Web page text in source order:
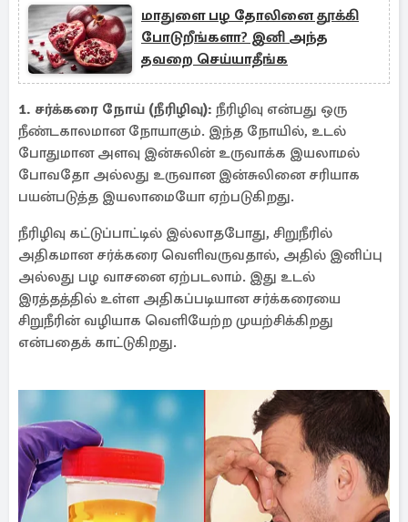
மாதுளை பழ தோலினை தூக்கி
போடுறீங்களா? இனி அந்த
தவறை செய்யாதீங்க
1. சர்க்கரை நோய் (நீரிழிவு): நீரிழிவு என்பது ஒரு
நீண்டகாலமான நோயாகும். இந்த நோயில், உடல்
போதுமான அளவு இன்சுலின் உருவாக்க இயலாமல்
போவதோ அல்லது உருவான இன்சுலினை சரியாக
பயன்படுத்த இயலாமையோ ஏற்படுகிறது.
நீரிழிவு கட்டுப்பாட்டில் இல்லாதபோது, சிறுநீரில்
அதிகமான சர்க்கரை வெளிவருவதால், அதில் இனிப்பு
அல்லது பழ வாசனை ஏற்படலாம். இது உடல்
இரத்தத்தில் உள்ள அதிகப்படியான சர்க்கரையை
சிறுநீரின் வழியாக வெளியேற்ற முயற்சிக்கிறது
என்பதைக் காட்டுகிறது.